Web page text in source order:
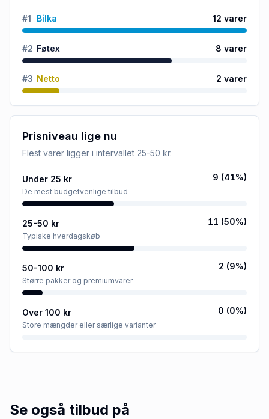
#1 Bilka 12 varer
#2 Føtex 8 varer
#3 Netto 2 varer
Prisniveau lige nu
Flest varer ligger i intervallet 25-50 kr.
Under 25 kr
De mest budgetvenlige tilbud
9 (41%)
25-50 kr
Typiske hverdagskøb
11 (50%)
50-100 kr
Større pakker og premiumvarer
2 (9%)
Over 100 kr
Store mængder eller særlige varianter
0 (0%)
Se også tilbud på